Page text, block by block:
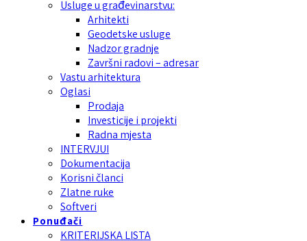
Usluge u građevinarstvu:
Arhitekti
Geodetske usluge
Nadzor gradnje
Završni radovi – adresar
Vastu arhitektura
Oglasi
Prodaja
Investicije i projekti
Radna mjesta
INTERVJUI
Dokumentacija
Korisni članci
Zlatne ruke
Softveri
Ponuđači
KRITERIJSKA LISTA